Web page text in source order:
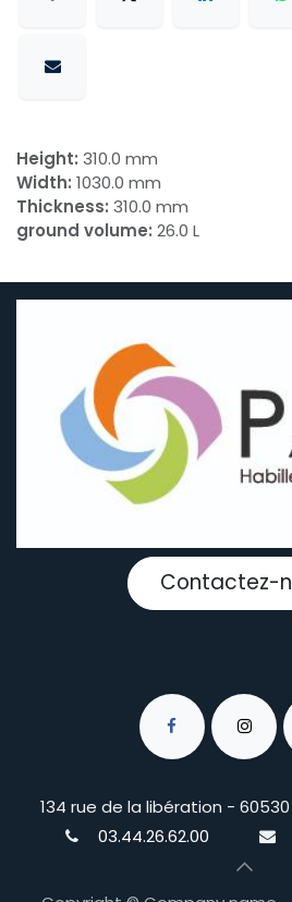
Height: 310.0 mm
Width: 1030.0 mm
Thickness: 310.0 mm
ground volume: 26.0 L
Contactez-
134 rue de la libération -
03.44.26.62.00